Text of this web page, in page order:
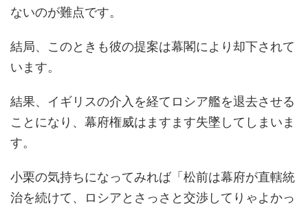
ないのが難点です。
結局、このときも彼の提案は幕閣により却下されて
います。
結果、イギリスの介入を経てロシア艦を退去させる
ことになり、幕府権威はますます失墜してしまいま
す。
小栗の気持ちになってみれば「松前は幕府が直轄統
治を続けて、ロシアとさっさと交渉してりゃよかっ